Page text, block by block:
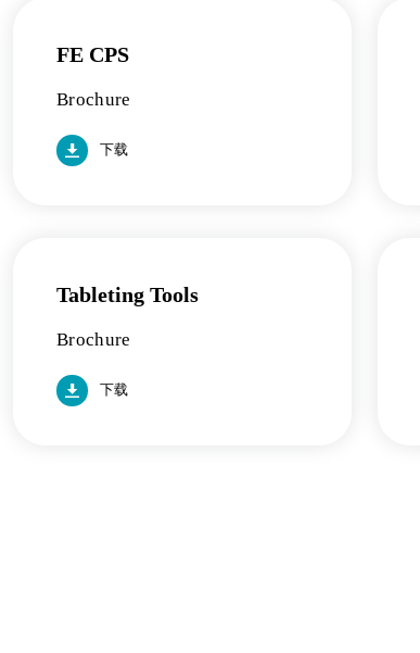
FE CPS
Brochure
下载
Tableting Tools
Brochure
下载